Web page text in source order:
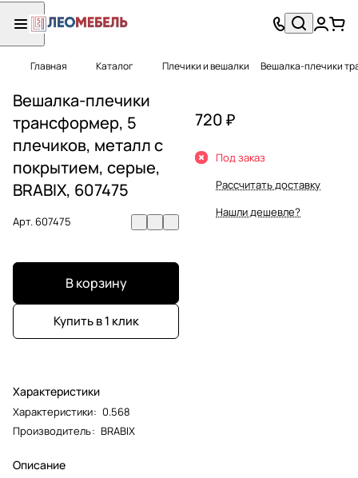
Главная Каталог Плечики и вешалки Вешалка-плечики
Вешалка-плечики
трансформер, 5
плечиков, металл с
покрытием, серые,
BRABIX, 607475
Арт.607475
В корзину
Купить в 1 клик
Характеристики
Характеристики: 0.568
Производитель: BRABIX
Описание
720 ₽
Под заказ
Рассчитать доставку
Нашли дешевле?